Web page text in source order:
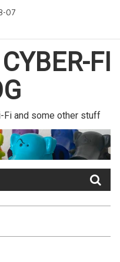
07
FI
Fi and some other stuff